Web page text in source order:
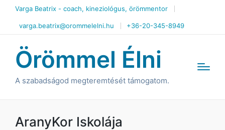
Varga Beatrix - coach, kineziológus, örömmentor
varga.beatrix@orommelelni.hu +36-20-345-8949
Örömmel Élni
A szabadságod megteremtését támogatom.
AranyKor Iskolája